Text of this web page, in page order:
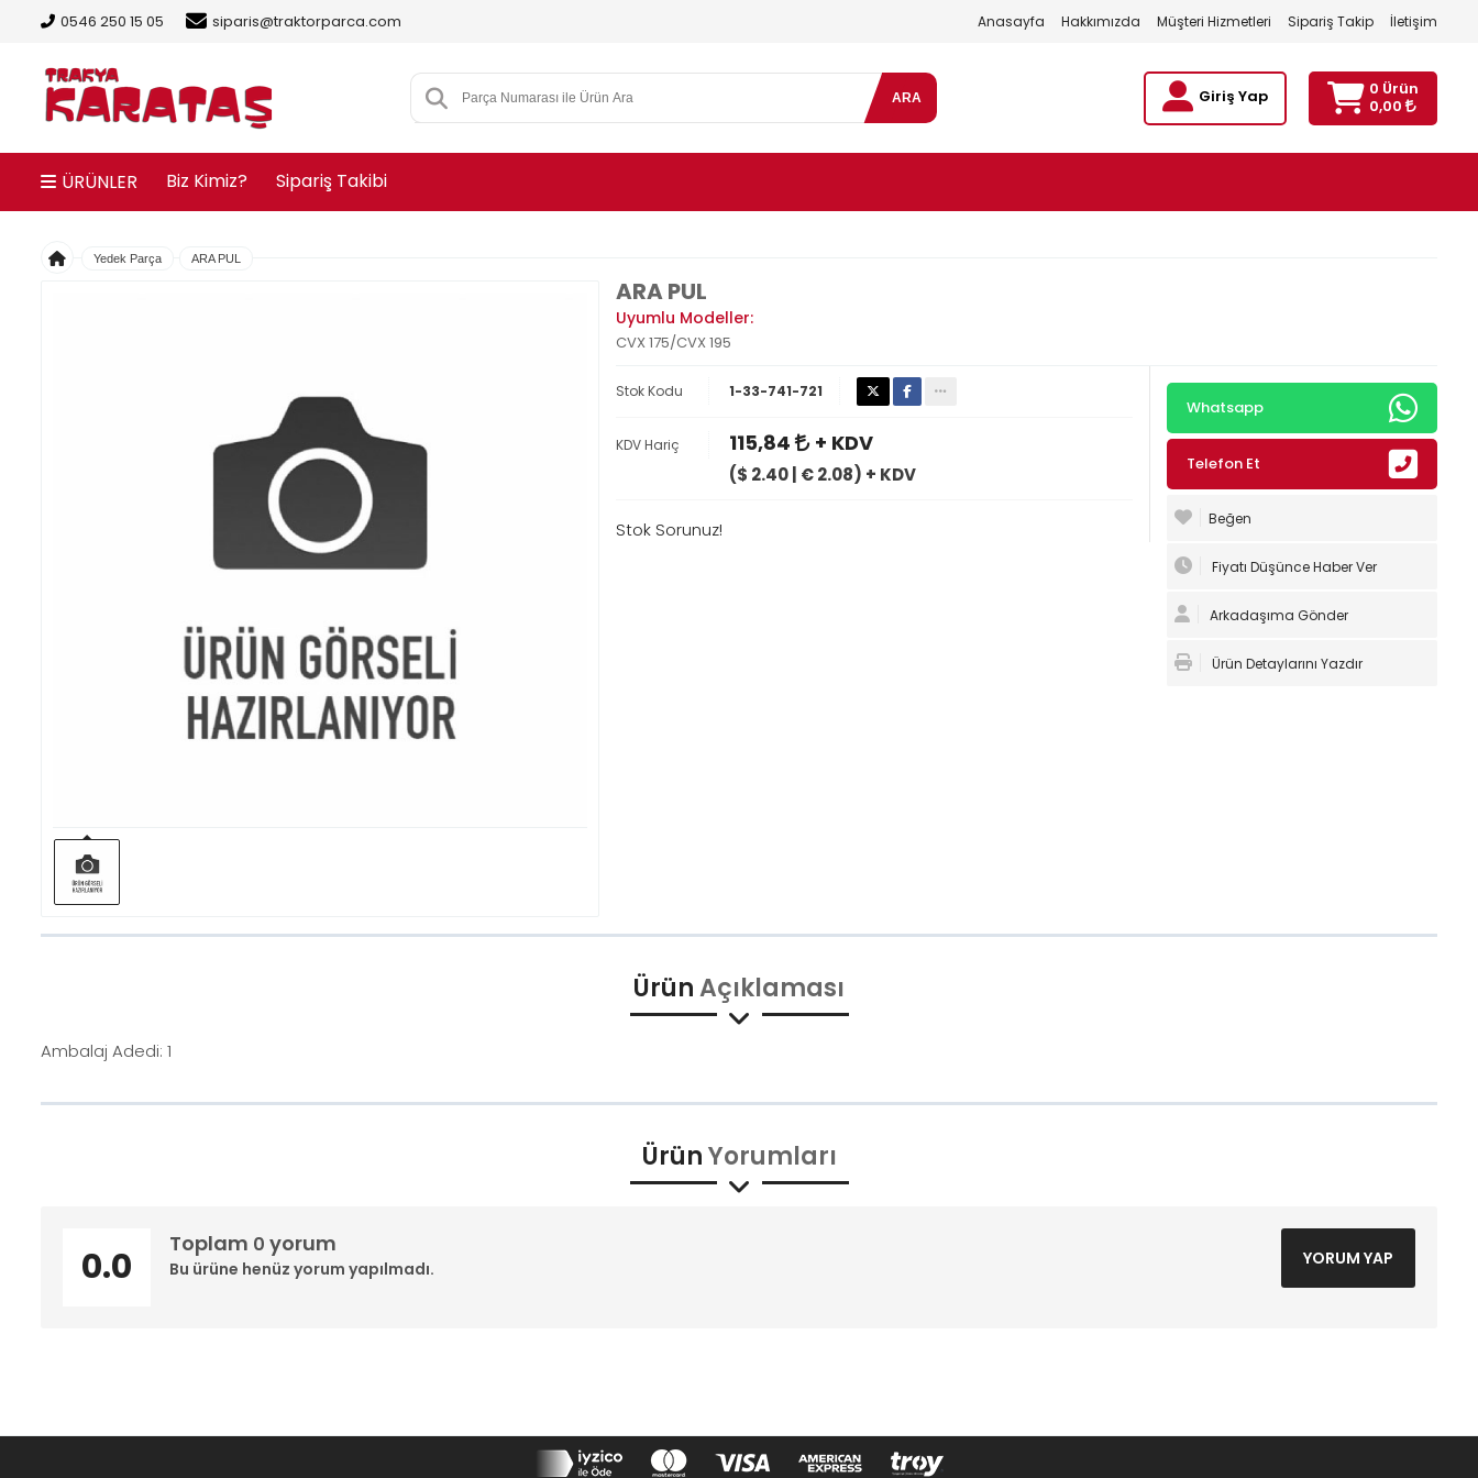
0546 250 15 05 siparis@traktorparca.com Anasayfa Hakkımızda Müşteri Hizmetleri Sipariş Takip İletişim
ARA Giriş Yap
0 Ürün
0,00
ÜRÜNLER Biz Kimiz? Sipariş Takibi
Yedek Parça ARA PUL
ARA PUL
Uyumlu Modeller:
CVX 175/CVX 195
Stok Kodu 1-33-741-721
KDV Hariç 115,84 + KDV
($ 2.40 | € 2.08) + KDV
Stok Sorunuz!
Whatsapp
Telefon Et
Beğen
Fiyatı Düşünce Haber Ver
Arkadaşıma Gönder
Ürün Detaylarını Yazdır
ÜrünAçıklaması
Ambalaj Adedi: 1
ÜrünYorumları
Toplam 0 yorum
Bu ürüne henüz yorum yapılmadı.
0.0 YORUM YAP